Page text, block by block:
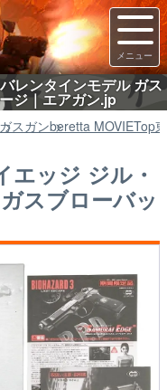
レンタインモデル ガス
ジ｜エアガン.jp
ガスガンberetta MOVIETop
ッジ ジル・
スブローバッ